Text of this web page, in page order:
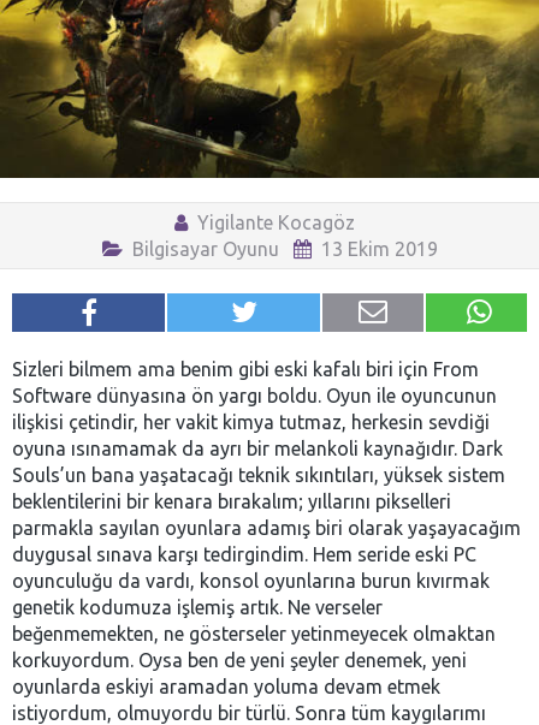
Yigilante Kocagöz
Bilgisayar Oyunu
13 Ekim 2019
Sizleri bilmem ama benim gibi eski kafalı biri için From
Software dünyasına ön yargı boldu. Oyun ile oyuncunun
ilişkisi çetindir, her vakit kimya tutmaz, herkesin sevdiği
oyuna ısınamamak da ayrı bir melankoli kaynağıdır. Dark
Souls’un bana yaşatacağı teknik sıkıntıları, yüksek sistem
beklentilerini bir kenara bırakalım; yıllarını pikselleri
parmakla sayılan oyunlara adamış biri olarak yaşayacağım
duygusal sınava karşı tedirgindim. Hem seride eski PC
oyunculuğu da vardı, konsol oyunlarına burun kıvırmak
genetik kodumuza işlemiş artık. Ne verseler
beğenmemekten, ne gösterseler yetinmeyecek olmaktan
korkuyordum. Oysa ben de yeni şeyler denemek, yeni
oyunlarda eskiyi aramadan yoluma devam etmek
istiyordum, olmuyordu bir türlü. Sonra tüm kaygılarımı